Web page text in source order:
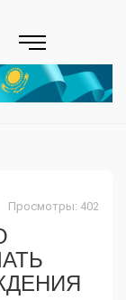
Просмотры: 402